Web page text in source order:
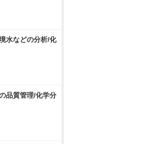
水などの分析/化
品質管理/化学分